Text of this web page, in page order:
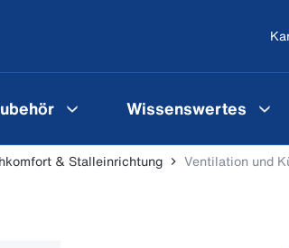
Wissenswertes
& Stalleinrichtung Ventilation und